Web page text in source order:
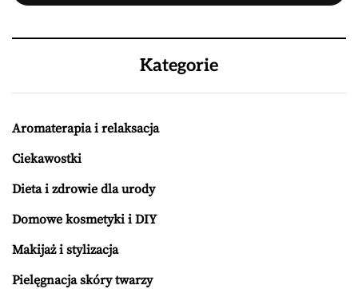
Kategorie
Aromaterapia i relaksacja
Ciekawostki
Dieta i zdrowie dla urody
Domowe kosmetyki i DIY
Makijaż i stylizacja
Pielęgnacja skóry twarzy